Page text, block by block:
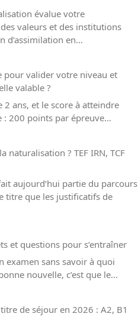
évalue votre
valeurs et des institutions
d’assimilation en…
pour valider votre niveau et
valable ?
2 ans, et le score à atteindre
: 200 points par épreuve…
naturalisation ? TEF IRN, TCF
aujourd’hui partie du parcours
titre que les justificatifs de
et questions pour s’entraîner
examen sans savoir à quoi
nouvelle, c’est que le…
de séjour en 2026 : A2, B1